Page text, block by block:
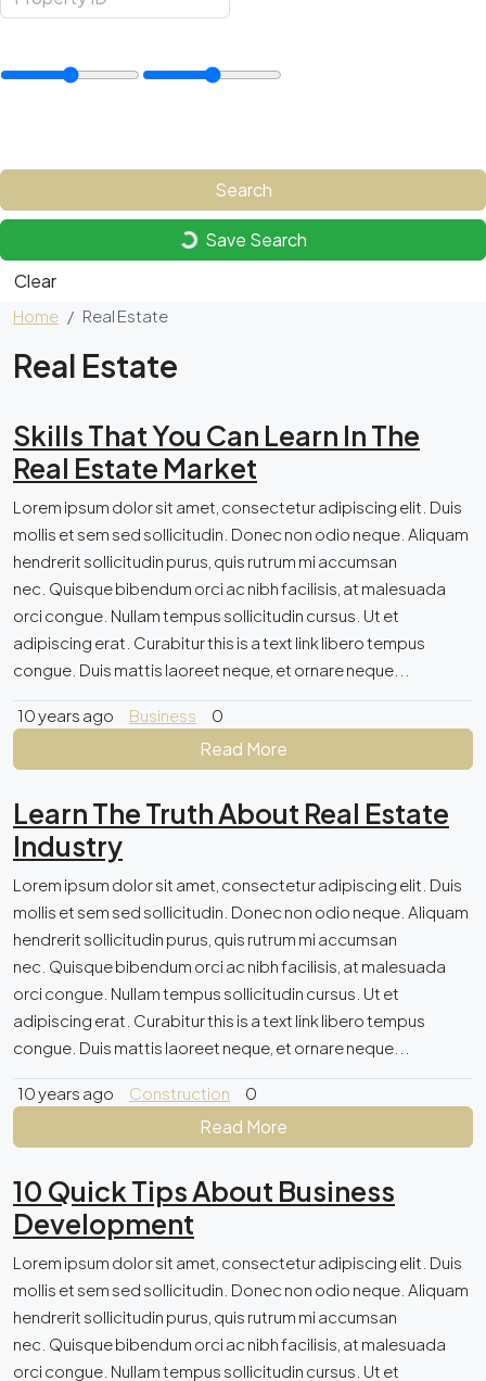
Search
Save Search
Clear
Home Real Estate
Real Estate
Skills That You Can Learn In The
Real Estate Market
Lorem ipsum dolor sit amet, consectetur adipiscing elit. Duis
mollis et sem sed sollicitudin. Donec non odio neque. Aliquam
hendrerit sollicitudin purus, quis rutrum mi accumsan
nec. Quisque bibendum orci ac nibh facilisis, at malesuada
orci congue. Nullam tempus sollicitudin cursus. Ut et
adipiscing erat. Curabitur this is a text link libero tempus
congue. Duis mattis laoreet neque, et ornare neque...
10 years ago Business 0
Read More
Learn The Truth About Real Estate
Industry
Lorem ipsum dolor sit amet, consectetur adipiscing elit. Duis
mollis et sem sed sollicitudin. Donec non odio neque. Aliquam
hendrerit sollicitudin purus, quis rutrum mi accumsan
nec. Quisque bibendum orci ac nibh facilisis, at malesuada
orci congue. Nullam tempus sollicitudin cursus. Ut et
adipiscing erat. Curabitur this is a text link libero tempus
congue. Duis mattis laoreet neque, et ornare neque...
10 years ago Construction 0
Read More
10 Quick Tips About Business
Development
Lorem ipsum dolor sit amet, consectetur adipiscing elit. Duis
mollis et sem sed sollicitudin. Donec non odio neque. Aliquam
hendrerit sollicitudin purus, quis rutrum mi accumsan
nec. Quisque bibendum orci ac nibh facilisis, at malesuada
orci congue. Nullam tempus sollicitudin cursus. Ut et